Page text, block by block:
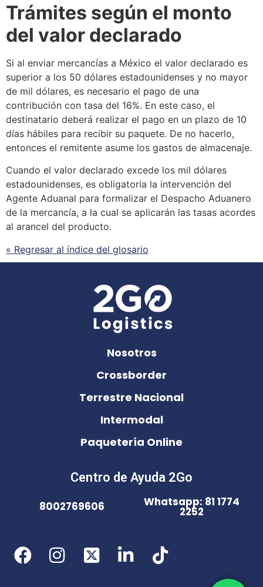
Trámites según el monto
del valor declarado
Si al enviar mercancías a México el valor declarado es
superior a los 50 dólares estadounidenses y no mayor
de mil dólares, es necesario el pago de una
contribución con tasa del 16%. En este caso, el
destinatario deberá realizar el pago en un plazo de 10
días hábiles para recibir su paquete. De no hacerlo,
entonces el remitente asume los gastos de almacenaje.
Cuando el valor declarado excede los mil dólares
estadounidenses, es obligatoria la intervención del
Agente Aduanal para formalizar el Despacho Aduanero
de la mercancía, a la cual se aplicarán las tasas acordes
al arancel del producto.
« Regresar al índice del glosario
Nosotros
Crossborder
Terrestre Nacional
Intermodal
Paquetería Online
Centro de Ayuda 2Go
8002769606 Whatsapp: 81 1774
2252